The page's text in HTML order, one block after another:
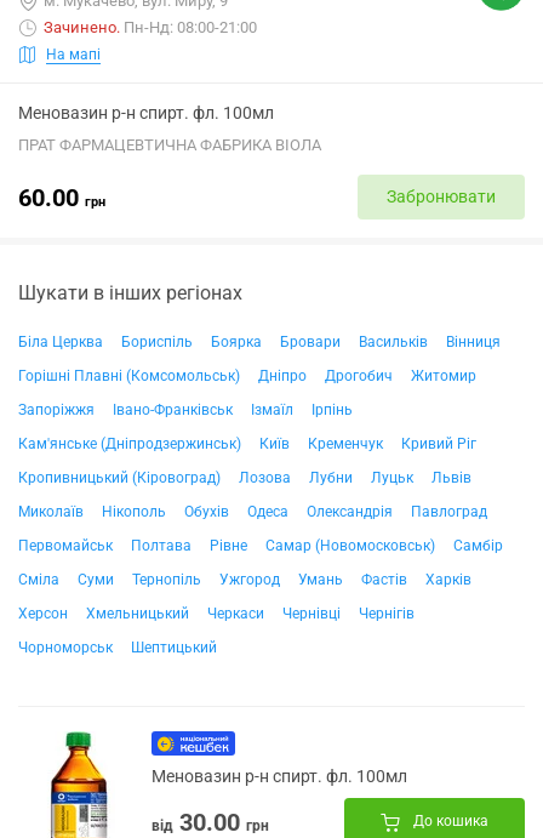
Зачинено. Пн-Нд: 08:00-21:00
На мапі
Меновазин р-н спирт. фл. 100мл
ПРАТ ФАРМАЦЕВТИЧНА ФАБРИКА ВІОЛА
60.00 грн Забронювати
Шукати в інших регіонах
Біла Церква Бориспіль Боярка Бровари Васильків
Вінниця
Горішні Плавні (Комсомольськ)
Дніпро Дрогобич
Житомир
Запоріжжя
Івано-Франківськ Ізмаїл
Ірпінь
Кам'янське (Дніпродзержинськ)
Київ Кременчук
Кривий Ріг
Кропивницький (Кіровоград)
Лозова Лубни Луцьк
Львів
Миколаїв
Нікополь Обухів Одеса Олександрія
Павлоград
Первомайськ
Полтава Рівне Самар (Новомосковськ)
Самбір
Сміла
Суми Тернопіль Ужгород Умань Фастів
Харків
Херсон
Хмельницький Черкаси Чернівці
Чернігів
Чорноморськ
Шептицький
Меновазин р-н спирт. фл. 100мл
від 30.00 грн До кошика